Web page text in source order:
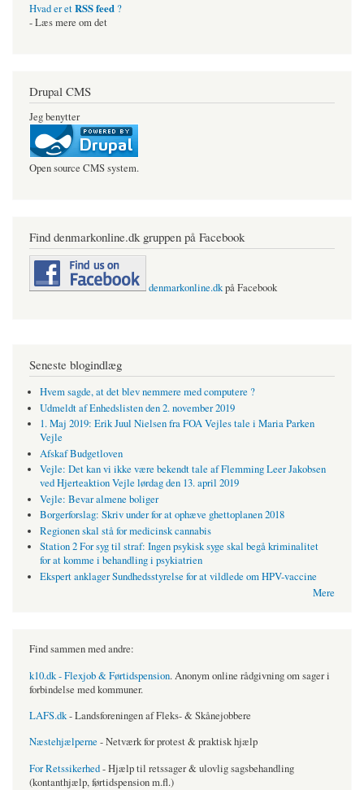
Hvad er etRSS feed ?
- Læs mere om det
Drupal CMS
Jeg benytter
Open source CMS system.
Find denmarkonline.dk gruppen på Facebook
denmarkonline.dkpå Facebook
Seneste blogindlæg
Hvem sagde, at det blev nemmere med computere ?
Udmeldt af Enhedslisten den 2. november 2019
1. Maj 2019: Erik Juul Nielsen fra FOA Vejles tale i Maria Parken
Vejle
Afskaf Budgetloven
Vejle: Det kan vi ikke være bekendt tale af Flemming Leer Jakobsen
ved Hjerteaktion Vejle lørdag den 13. april 2019
Vejle: Bevar almene boliger
Borgerforslag: Skriv under for at ophæve ghettoplanen 2018
Regionen skal stå for medicinsk cannabis
Station 2 For syg til straf: Ingen psykisk syge skal begå kriminalitet
for at komme i behandling i psykiatrien
Ekspert anklager Sundhedsstyrelse for at vildlede om HPV-vaccine
Mere
Find sammen med andre:
k10.dk - Flexjob & Førtidspension. Anonym online rådgivning om sager i
forbindelse med kommuner.
LAFS.dk- Landsforeningen af Fleks- & Skånejobbere
Næstehjælperne - Netværk for protest & praktisk hjælp
For Retssikerhed- Hjælp til retssager & ulovlig sagsbehandling
(kontanthjælp, førtidspension m.fl.)